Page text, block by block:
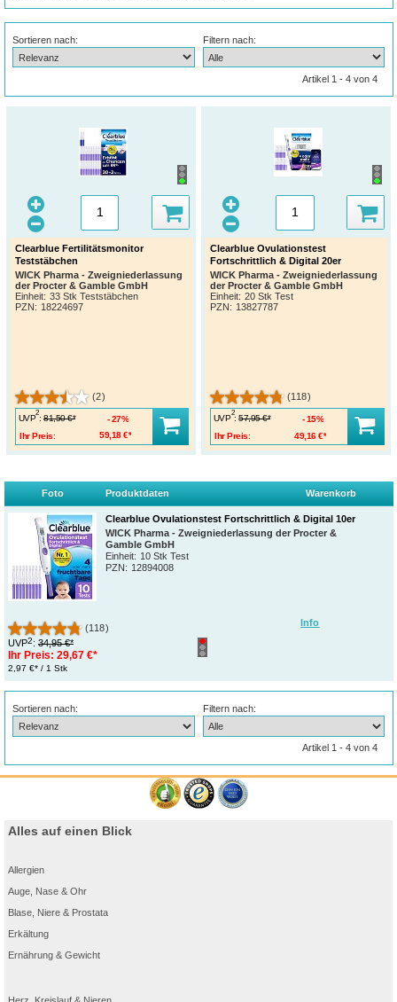
Sortieren nach: Filtern nach:
Artikel 1 - 4 von 4
Clearblue Fertilitätsmonitor
Teststäbchen
WICK Pharma - Zweigniederlassung
der Procter & Gamble GmbH
Einheit: 33 Stk Teststäbchen
PZN: 18224697
(2)
UVP
2
: 81,50 €*
Ihr Preis:
59,18 €*
27%
Clearblue Ovulationstest
Fortschrittlich & Digital 20er
WICK Pharma - Zweigniederlassung
der Procter & Gamble GmbH
Einheit: 20 Stk Test
PZN: 13827787
(118)
UVP
2
: 57,95 €*
Ihr Preis:
49,16 €*
15%
Foto Produktdaten Warenkorb
Info
Clearblue Ovulationstest Fortschrittlich & Digital 10er
WICK Pharma - Zweigniederlassung der Procter &
Gamble GmbH
Einheit: 10 Stk Test
PZN: 12894008
(118)
UVP2: 34,95 €*
Ihr Preis: 29,67 €*
2,97 €* / 1 Stk
Sortieren nach: Filtern nach:
Artikel 1 - 4 von 4
Alles auf einen Blick
Allergien
Auge, Nase & Ohr
Blase, Niere & Prostata
Erkältung
Ernährung & Gewicht